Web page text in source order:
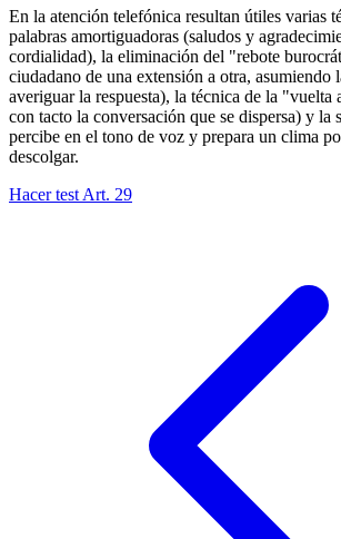
En la atención telefónica resultan útiles varias
palabras amortiguadoras (saludos y
cordialidad), la eliminación del "rebote
ciudadano de una extensión a otra, asumiendo
averiguar la respuesta), la técnica de la
con tacto la conversación que se dispersa) y la
percibe en el tono de voz y prepara un clima
descolgar.
Hacer test Art. 29